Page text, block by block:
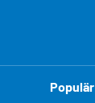
Populär